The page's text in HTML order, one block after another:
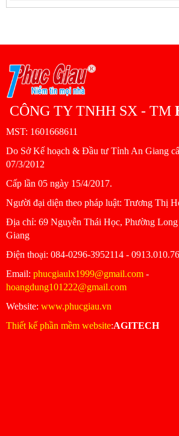
CÔNG TY TNHH SX - TM
MST: 1601668611
Do Sở Kế hoạch & Đầu tư Tỉnh An Giang
07/3/2012
Cấp lần 05 ngày 15/4/2017.
Người đại diện theo pháp luật: Trương Thị
Ðịa chỉ: 69 Nguyễn Thái Học, Phường
Giang
Ðiện thoại: 084-0296-3952114 -
Email: phucgiaulx1999@gmail.com -
hoangdung101222@gmail.com
Website: www.phucgiau.vn
Thiết kế phần mềm website:AGITECH